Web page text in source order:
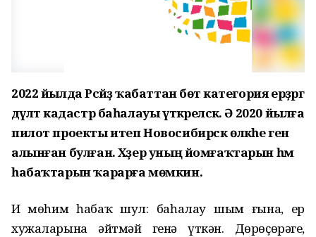
2022 йылда Рәсәйҙә ҡабаттан бөтә категория ерҙәргә
дәүләт кадастр баһалауы үткәреләсәк. Ә 2020 йылға
пилот проекты итеп Новосибирск өлкәһе генә
алынған булған. Хәҙер уның йомғаҡтарын һәм
һабаҡтарын ҡарарға мөмкин.
Иң мөһим һабаҡ шул: баһалау шым ғына, ер
хужаларына әйтмәй генә үткән. Дөрөҫөрәге,